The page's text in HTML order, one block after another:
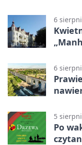
6
6
5
Po